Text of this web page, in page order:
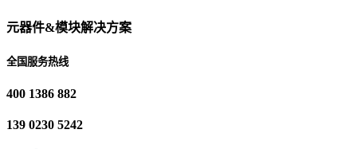
元器件&模块解决方案
全国服务热线
400 1386 882
139 0230 5242